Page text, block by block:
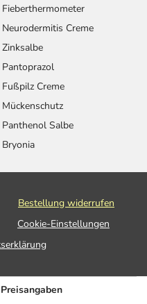
Fieberthermometer
Neurodermitis Creme
Zinksalbe
Pantoprazol
Fußpilz Creme
Mückenschutz
Panthenol Salbe
Bryonia
Bestellung widerrufen
Cookie-Einstellungen